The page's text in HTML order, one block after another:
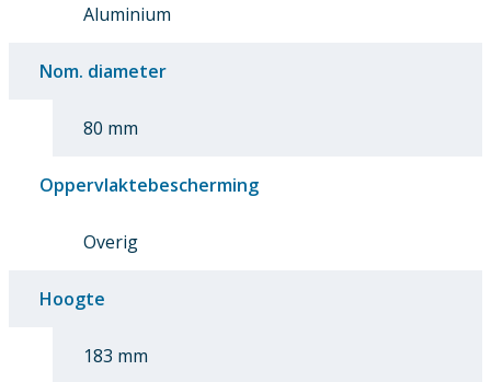
Aluminium
Nom. diameter
80 mm
Oppervlaktebescherming
Overig
Hoogte
183 mm